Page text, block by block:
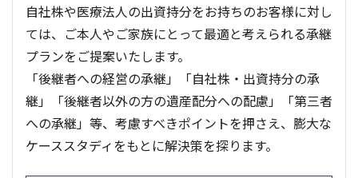
自社株や医療法人の出資持分をお持ちのお客様に対し
ては、ご本人やご家族にとって最適と考えられる承継
プランをご提案いたします。
「後継者への経営の承継」「自社株・出資持分の承
継」「後継者以外の方の遺産配分への配慮」「第三者
への承継」等、考慮すべきポイントを押さえ、膨大な
ケーススタディをもとに解決策を探ります。